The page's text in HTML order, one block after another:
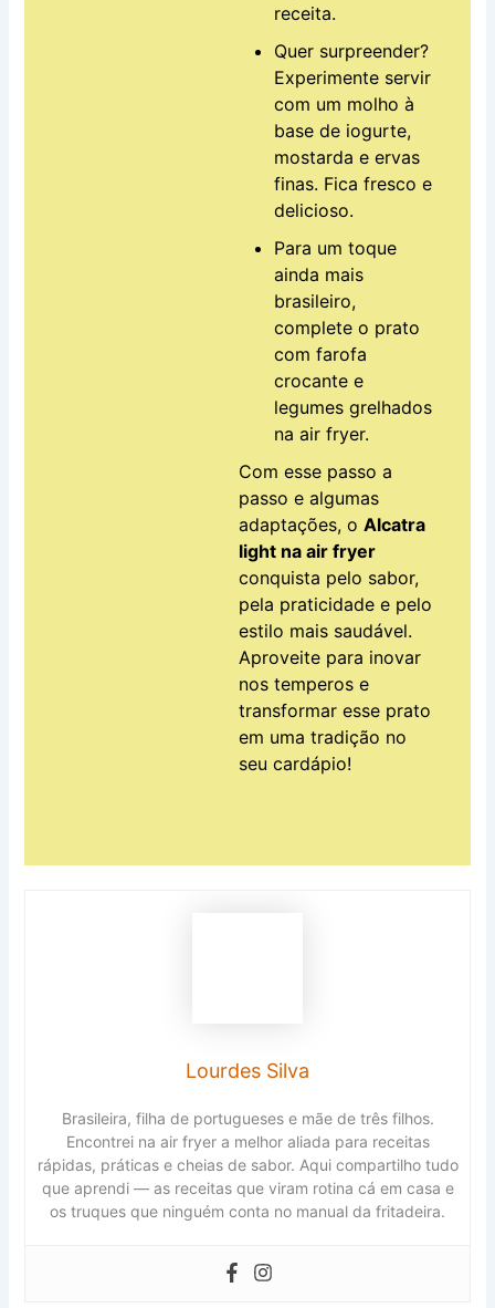
receita.
Quer surpreender?
Experimente servir
com um molho à
base de iogurte,
mostarda e ervas
finas. Fica fresco e
delicioso.
Para um toque
ainda mais
brasileiro,
complete o prato
com farofa
crocante e
legumes grelhados
na air fryer.
Com esse passo a
passo e algumas
adaptações, oAlcatra
light na air fryer
conquista pelo sabor,
pela praticidade e pelo
estilo mais saudável.
Aproveite para inovar
nos temperos e
transformar esse prato
em uma tradição no
seu cardápio!
Lourdes Silva
Brasileira, filha de portugueses e mãe de três filhos.
Encontrei na air fryer a melhor aliada para receitas
rápidas, práticas e cheias de sabor. Aqui compartilho tudo
que aprendi — as receitas que viram rotina cá em casa e
os truques que ninguém conta no manual da fritadeira.